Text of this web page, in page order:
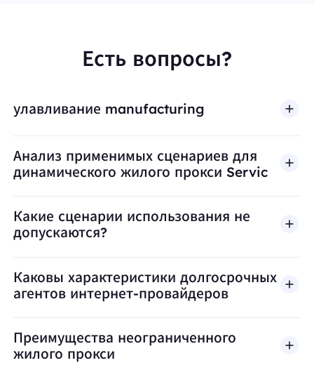
Есть вопросы?
улавливание manufacturing
Анализ применимых сценариев для
динамического жилого прокси Servic
Какие сценарии использования не
допускаются?
BestProxy не поддерживает мошенничество,
Каковы характеристики долгосрочных
агентов интернет-провайдеров
Преимущества неограниченного
жилого прокси